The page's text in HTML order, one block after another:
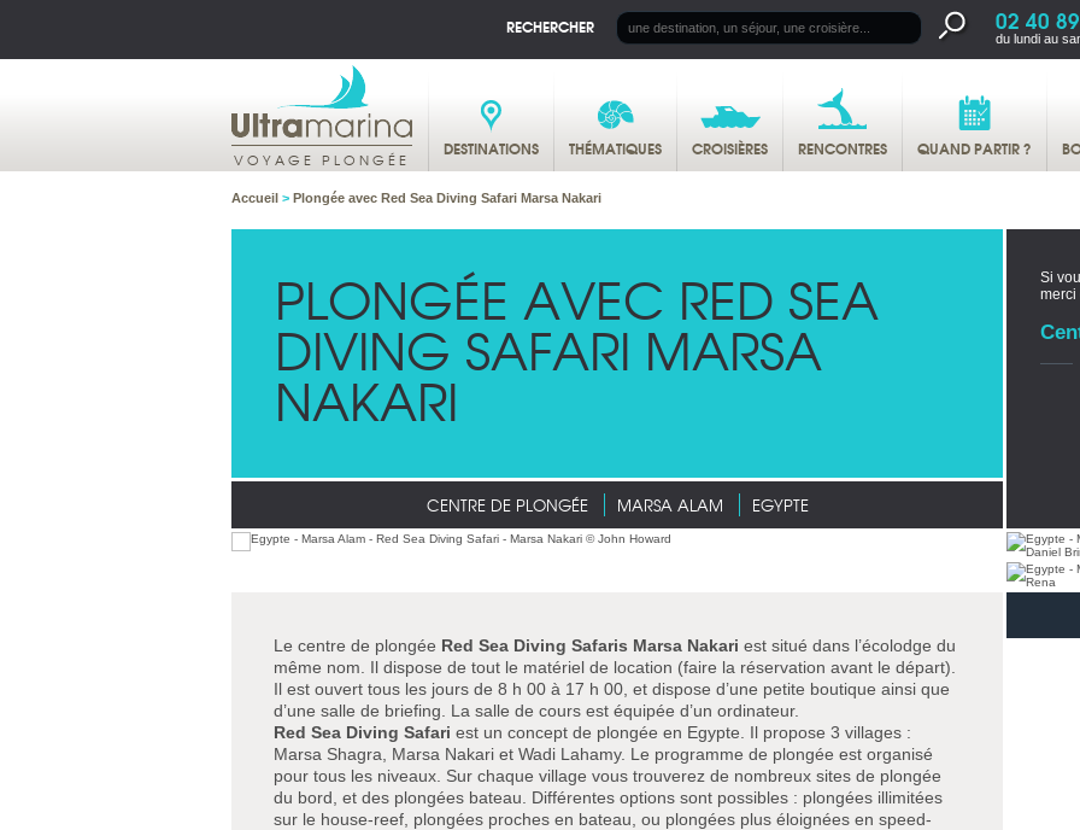
RECHERCHER 02 40
du lundi au
VOYAGE PLONGÉE DESTINATIONS THÉMATIQUES CROISIÈRES RENCONTRES QUAND PARTIR ?
Accueil > Plongée avec Red Sea Diving Safari Marsa Nakari
PLONGÉE AVEC RED SEA
DIVING SAFARI MARSA
NAKARI
CENTRE DE PLONGÉE MARSA ALAM EGYPTE
Si
merci
Le centre de plongée Red Sea Diving Safaris Marsa Nakari est situé dans l’écolodge du
même nom. Il dispose de tout le matériel de location (faire la réservation avant le départ).
Il est ouvert tous les jours de 8 h 00 à 17 h 00, et dispose d’une petite boutique ainsi que
d’une salle de briefing. La salle de cours est équipée d’un ordinateur.
Red Sea Diving Safari est un concept de plongée en Egypte. Il propose 3 villages :
Marsa Shagra, Marsa Nakari et Wadi Lahamy. Le programme de plongée est organisé
pour tous les niveaux. Sur chaque village vous trouverez de nombreux sites de plongée
du bord, et des plongées bateau. Différentes options sont possibles : plongées illimitées
sur le house-reef, plongées proches en bateau, ou plongées plus éloignées en speed-